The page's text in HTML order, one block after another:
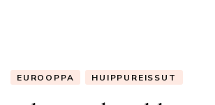
EUROOPPA HUIPPUREISSUT